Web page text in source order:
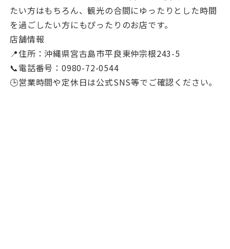
たい方はもちろん、観光の合間にゆったりとした時間
を過ごしたい方にもぴったりのお店です。
店舗情報
📍住所：沖縄県宮古島市平良東仲宗根243-5
📞電話番号：0980-72-0544
🕒営業時間や定休日は公式SNS等でご確認ください。